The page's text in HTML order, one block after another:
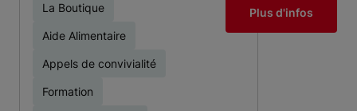
La Boutique
Aide Alimentaire
Appels de convivialité
Formation
Plus d'infos